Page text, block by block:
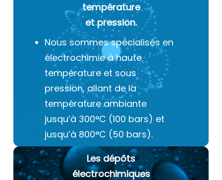
température
et pression.
Nous sommes spécialisés en
électrochimie à haute
température et sous
pression, allant de la
température ambiante
jusqu’à 300°C (100 bars) et
jusqu’à 800°C (50 bars).
Les dépôts
électrochimiques